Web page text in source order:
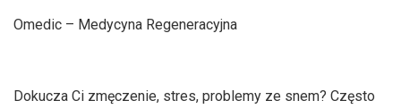
Omedic – Medycyna Regeneracyjna
Dokucza Ci zmęczenie, stres, problemy ze snem? Często